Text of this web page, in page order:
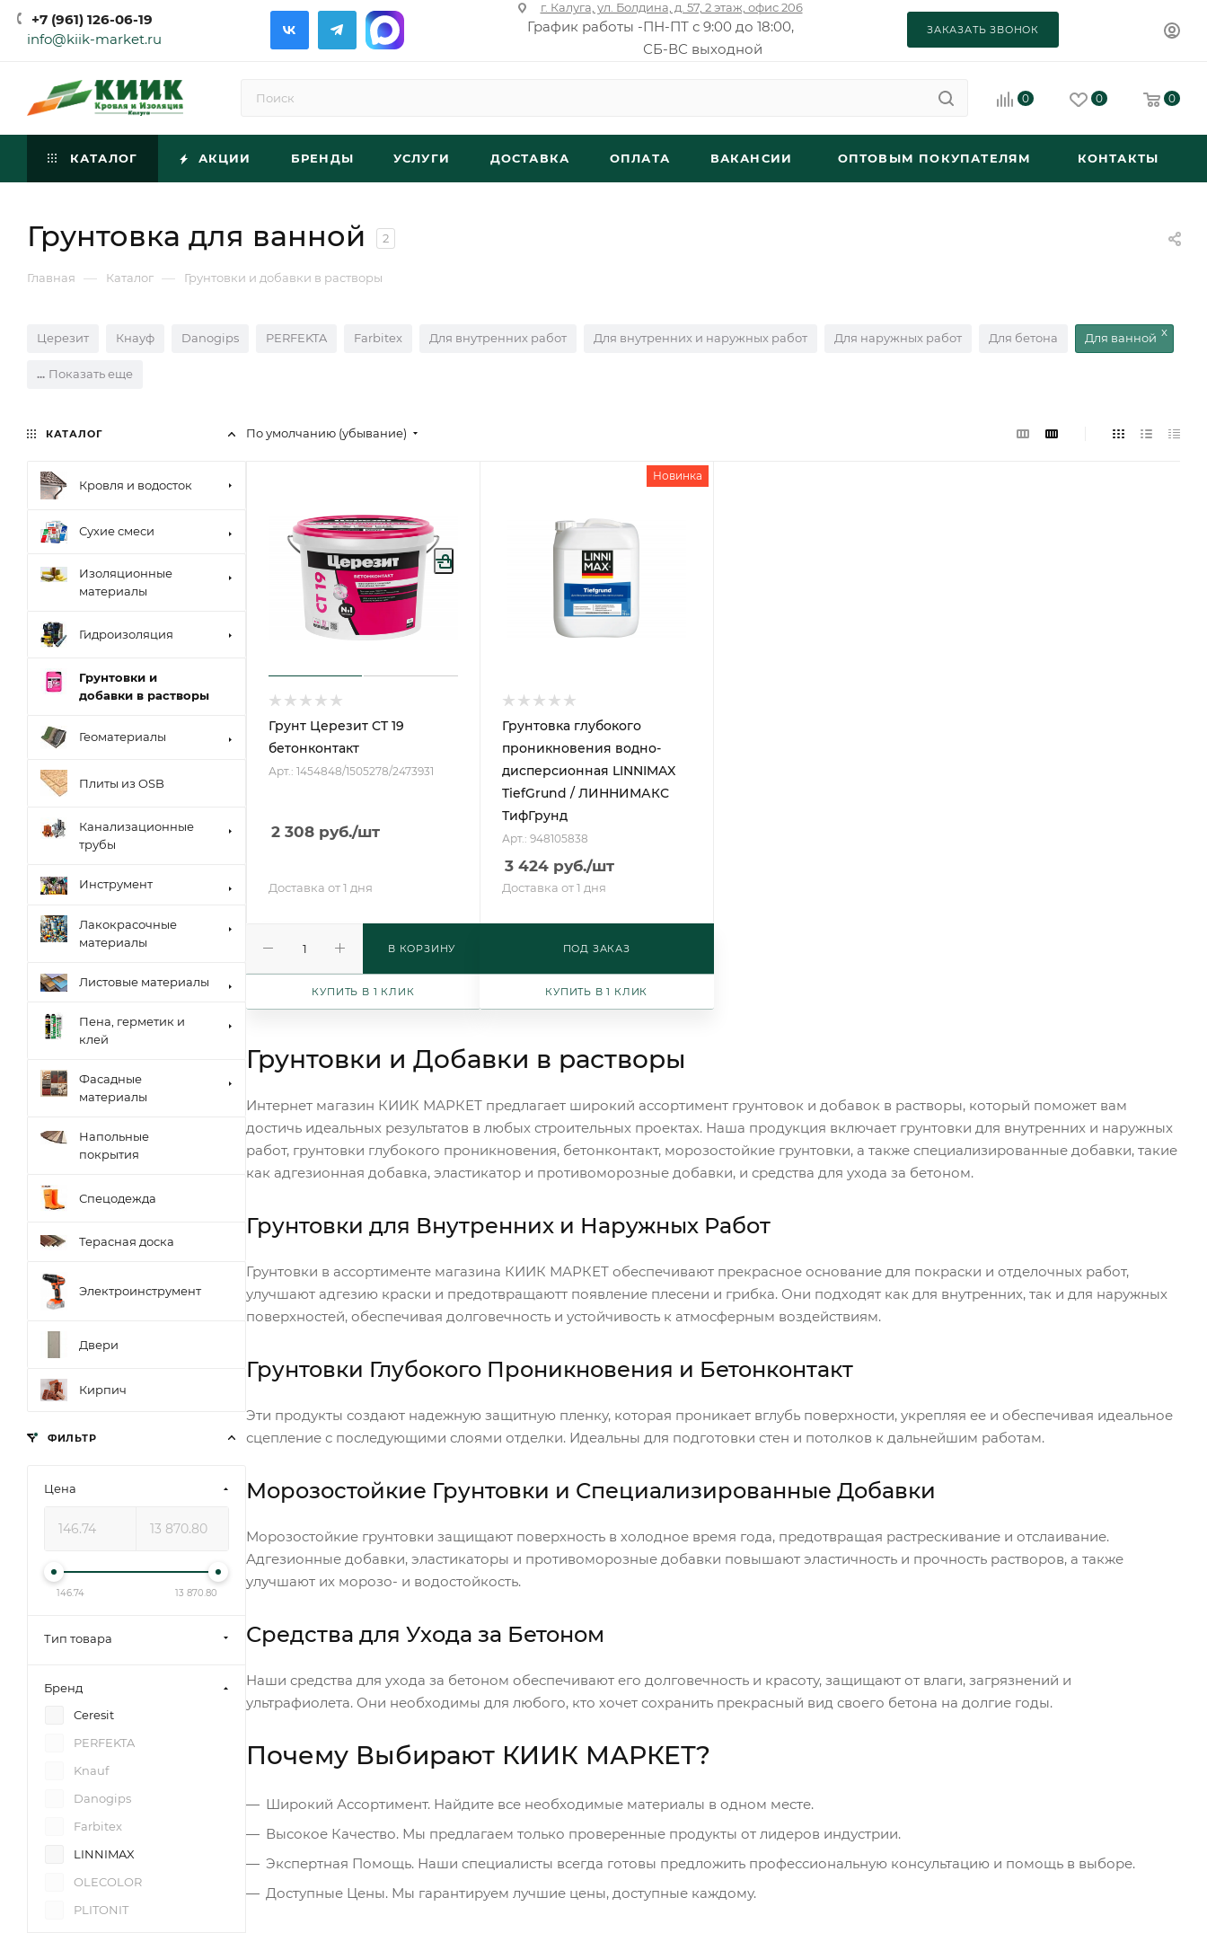
+7 (961) 126-06-19
info@kiik-market.ru
г. Калуга, ул. Болдина, д. 57, 2 этаж, офис 206
График работы -ПН-ПТ с 9:00 до 18:00,
СБ-ВС выходной
ЗАКАЗАТЬ ЗВОНОК
0 0 0
КАТАЛОГ АКЦИИ БРЕНДЫ УСЛУГИ ДОСТАВКА ОПЛАТА ВАКАНСИИ ОПТОВЫМ ПОКУПАТЕЛЯМ КОНТАКТЫ
Грунтовка для ванной 2
Главная — Каталог — Грунтовки и добавки в растворы
Церезит Кнауф Danogips PERFEKTA Farbitex Для внутренних работ Для внутренних и наружных работ Для наружных работ Для бетона Для ванной
Показать еще
По умолчанию (убывание)
Грунт Церезит CT 19
бетонконтакт
Арт.: 1454848/1505278/2473931
2 308 руб./шт
Доставка от 1 дня
В КОРЗИНУ
КУПИТЬ В 1 КЛИК
Новинка
Грунтовка глубокого
проникновения водно-
дисперсионная LINNIMAX
TiefGrund / ЛИННИМАКС
ТифГрунд
Арт.: 948105838
3 424руб./шт
Доставка от 1 дня
ПОД ЗАКАЗ
КУПИТЬ В 1 КЛИК
Грунтовки и Добавки в растворы
Интернет магазин КИИК МАРКЕТ предлагает широкий ассортимент грунтовок и добавок в растворы, который поможет вам
достичь идеальных результатов в любых строительных проектах. Наша продукция включает грунтовки для внутренних и наружных
работ, грунтовки глубокого проникновения, бетонконтакт, морозостойкие грунтовки, а также специализированные добавки, такие
как адгезионная добавка, эластикатор и противоморозные добавки, и средства для ухода за бетоном.
Грунтовки для Внутренних и Наружных Работ
Грунтовки в ассортименте магазина КИИК МАРКЕТ обеспечивают прекрасное основание для покраски и отделочных работ,
улучшают адгезию краски и предотвращаютт появление плесени и грибка. Они подходят как для внутренних, так и для наружных
поверхностей, обеспечивая долговечность и устойчивость к атмосферным воздействиям.
Грунтовки Глубокого Проникновения и Бетонконтакт
Эти продукты создают надежную защитную пленку, которая проникает вглубь поверхности, укрепляя ее и обеспечивая идеальное
сцепление с последующими слоями отделки. Идеальны для подготовки стен и потолков к дальнейшим работам.
Морозостойкие Грунтовки и Специализированные Добавки
Морозостойкие грунтовки защищают поверхность в холодное время года, предотвращая растрескивание и отслаивание.
Адгезионные добавки, эластикаторы и противоморозные добавки повышают эластичность и прочность растворов, а также
улучшают их морозо- и водостойкость.
Средства для Ухода за Бетоном
Наши средства для ухода за бетоном обеспечивают его долговечность и красоту, защищают от влаги, загрязнений и
ультрафиолета. Они необходимы для любого, кто хочет сохранить прекрасный вид своего бетона на долгие годы.
Почему Выбирают КИИК МАРКЕТ?
Широкий Ассортимент. Найдите все необходимые материалы в одном месте.
Высокое Качество. Мы предлагаем только проверенные продукты от лидеров индустрии.
Экспертная Помощь. Наши специалисты всегда готовы предложить профессиональную консультацию и помощь в выборе.
Доступные Цены. Мы гарантируем лучшие цены, доступные каждому.
КАТАЛОГ
Кровля и водосток
Сухие смеси
Изоляционные
материалы
Гидроизоляция
Грунтовки и
добавки в растворы
Геоматериалы
Плиты из OSB
Канализационные
трубы
Инструмент
Лакокрасочные
материалы
Листовые материалы
Пена, герметик и
клей
Фасадные
материалы
Напольные
покрытия
Спецодежда
Терасная доска
Электроинструмент
Двери
Кирпич
ФИЛЬТР
Цена
146.74 13 870.80
Тип товара
Бренд
Ceresit
PERFEKTA
Knauf
Danogips
Farbitex
LINNIMAX
OLECOLOR
PLITONIT